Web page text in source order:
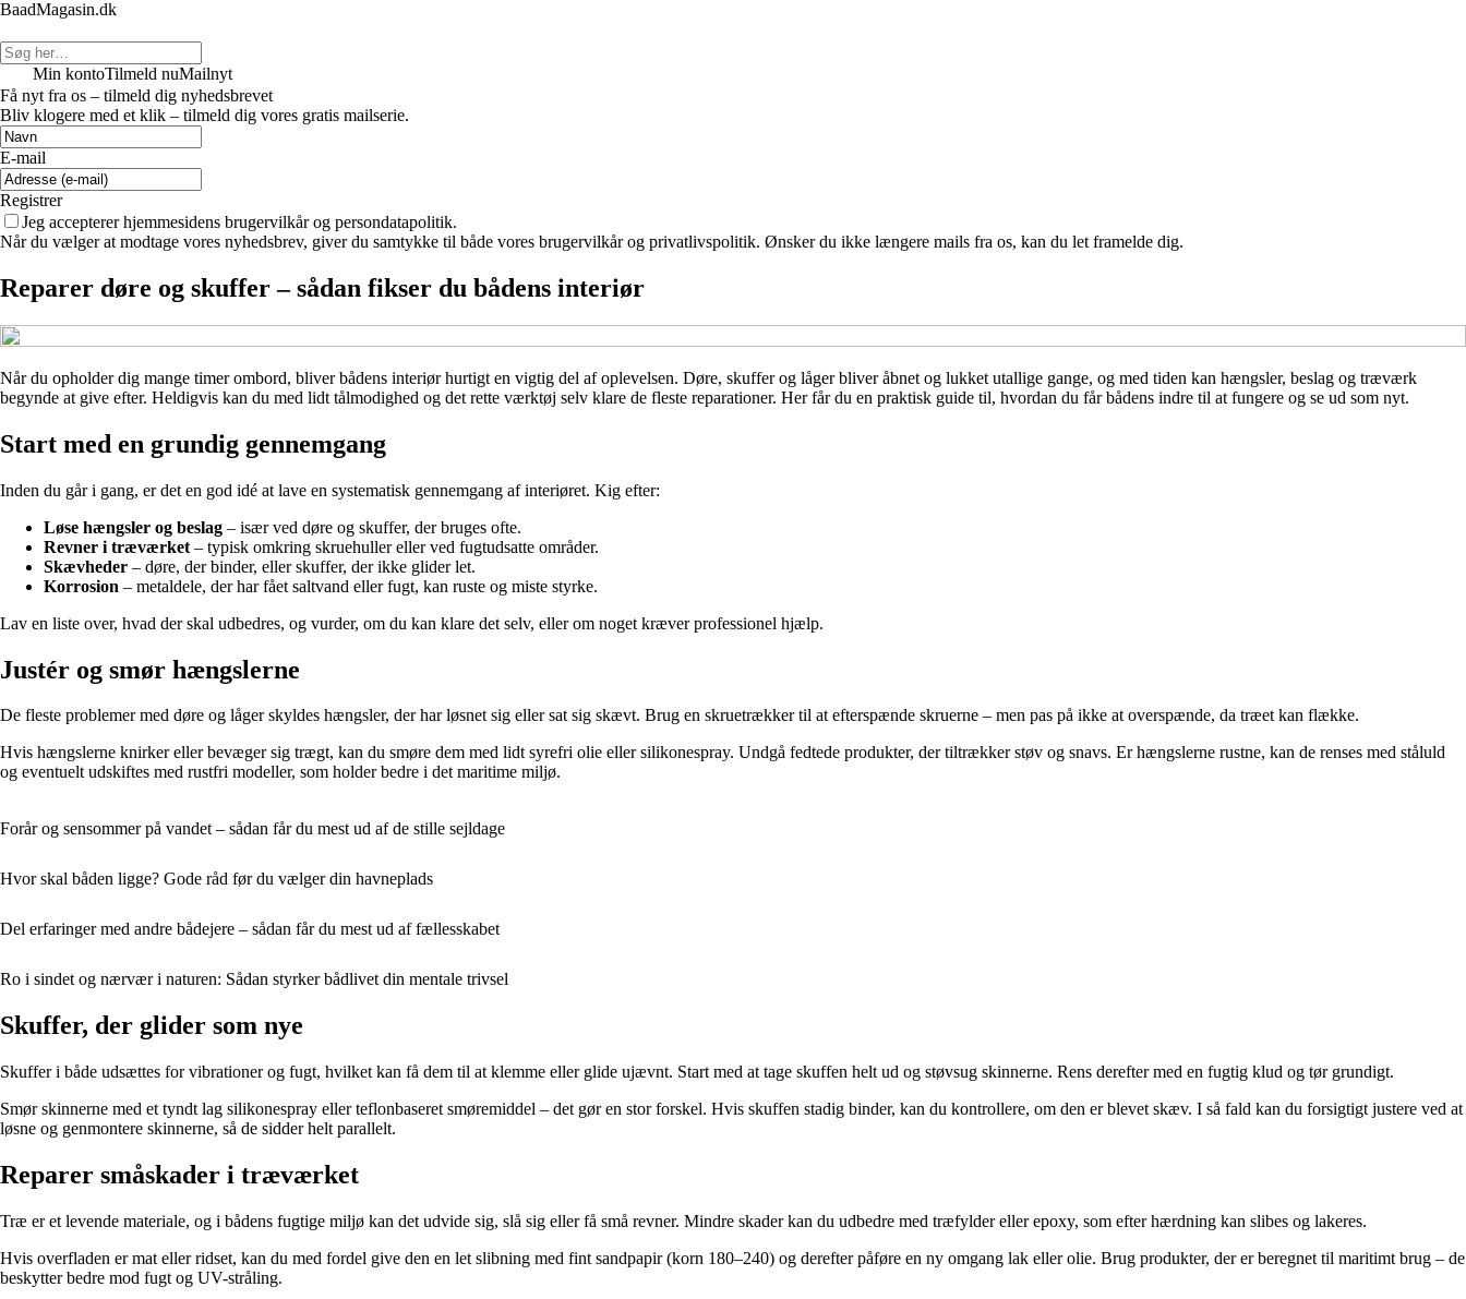
BaadMagasin.dk
Min kontoTilmeld nuMailnyt
Få nyt fra os – tilmeld dig nyhedsbrevet
Bliv klogere med et klik – tilmeld dig vores gratis mailserie.
E-mail
Registrer
Jeg accepterer hjemmesidens brugervilkår og persondatapolitik.
Når du vælger at modtage vores nyhedsbrev, giver du samtykke til både vores brugervilkår og privatlivspolitik. Ønsker du ikke længere mails fra os, kan du let framelde dig.
Reparer døre og skuffer – sådan fikser du bådens interiør
Når du opholder dig mange timer ombord, bliver bådens interiør hurtigt en vigtig del af oplevelsen. Døre, skuffer og låger bliver åbnet og lukket utallige gange, og med tiden kan hængsler, beslag og træværk
begynde at give efter. Heldigvis kan du med lidt tålmodighed og det rette værktøj selv klare de fleste reparationer. Her får du en praktisk guide til, hvordan du får bådens indre til at fungere og se ud som nyt.
Start med en grundig gennemgang
Inden du går i gang, er det en god idé at lave en systematisk gennemgang af interiøret. Kig efter:
Løse hængsler og beslag – især ved døre og skuffer, der bruges ofte.
Revner i træværket – typisk omkring skruehuller eller ved fugtudsatte områder.
Skævheder – døre, der binder, eller skuffer, der ikke glider let.
Korrosion – metaldele, der har fået saltvand eller fugt, kan ruste og miste styrke.
Lav en liste over, hvad der skal udbedres, og vurder, om du kan klare det selv, eller om noget kræver professionel hjælp.
Justér og smør hængslerne
De fleste problemer med døre og låger skyldes hængsler, der har løsnet sig eller sat sig skævt. Brug en skruetrækker til at efterspænde skruerne – men pas på ikke at overspænde, da træet kan flække.
Hvis hængslerne knirker eller bevæger sig trægt, kan du smøre dem med lidt syrefri olie eller silikonespray. Undgå fedtede produkter, der tiltrækker støv og snavs. Er hængslerne rustne, kan de renses med ståluld
og eventuelt udskiftes med rustfri modeller, som holder bedre i det maritime miljø.
Forår og sensommer på vandet – sådan får du mest ud af de stille sejldage
Hvor skal båden ligge? Gode råd før du vælger din havneplads
Del erfaringer med andre bådejere – sådan får du mest ud af fællesskabet
Ro i sindet og nærvær i naturen: Sådan styrker bådlivet din mentale trivsel
Skuffer, der glider som nye
Skuffer i både udsættes for vibrationer og fugt, hvilket kan få dem til at klemme eller glide ujævnt. Start med at tage skuffen helt ud og støvsug skinnerne. Rens derefter med en fugtig klud og tør grundigt.
Smør skinnerne med et tyndt lag silikonespray eller teflonbaseret smøremiddel – det gør en stor forskel. Hvis skuffen stadig binder, kan du kontrollere, om den er blevet skæv. I så fald kan du forsigtigt justere ved at
løsne og genmontere skinnerne, så de sidder helt parallelt.
Reparer småskader i træværket
Træ er et levende materiale, og i bådens fugtige miljø kan det udvide sig, slå sig eller få små revner. Mindre skader kan du udbedre med træfylder eller epoxy, som efter hærdning kan slibes og lakeres.
Hvis overfladen er mat eller ridset, kan du med fordel give den en let slibning med fint sandpapir (korn 180–240) og derefter påføre en ny omgang lak eller olie. Brug produkter, der er beregnet til maritimt brug – de
beskytter bedre mod fugt og UV-stråling.